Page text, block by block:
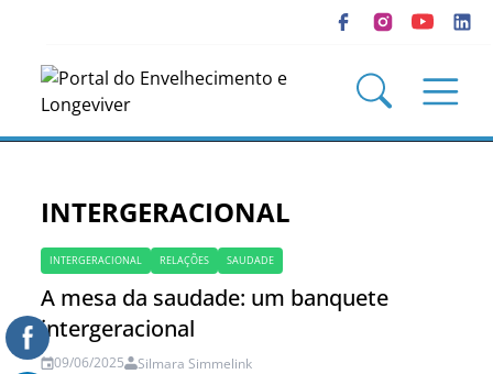
INTERGERACIONAL
INTERGERACIONAL RELAÇÕES SAUDADE
A mesa da saudade: um banquete
intergeracional
09/06/2025 Silmara Simmelink